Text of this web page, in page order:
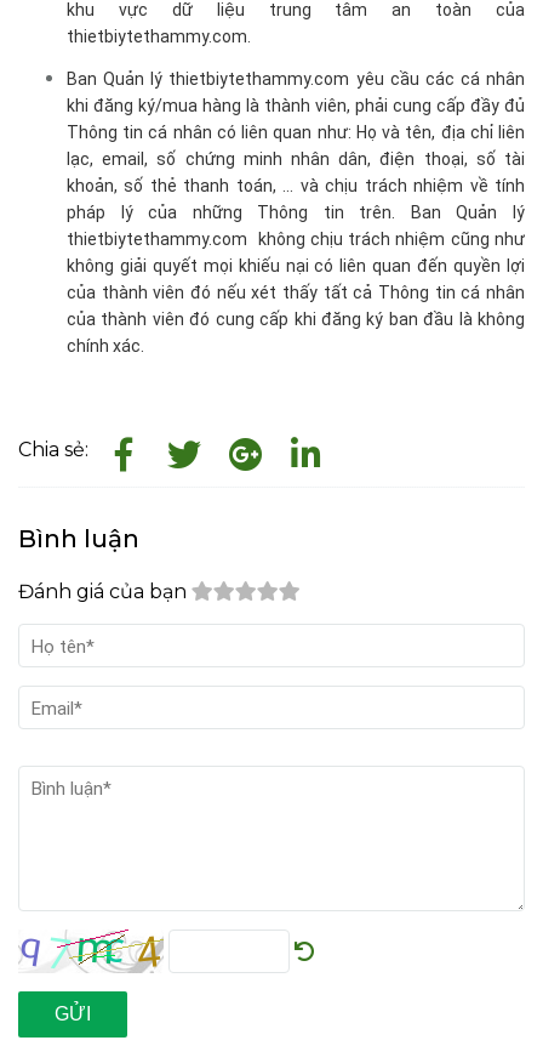
khu vực dữ liệu trung tâm an toàn của
thietbiytethammy.com.
Ban Quản lý thietbiytethammy.com yêu cầu các cá nhân
khi đăng ký/mua hàng là thành viên, phải cung cấp đầy đủ
Thông tin cá nhân có liên quan như: Họ và tên, địa chỉ liên
lạc, email, số chứng minh nhân dân, điện thoại, số tài
khoản, số thẻ thanh toán, ... và chịu trách nhiệm về tính
pháp lý của những Thông tin trên. Ban Quản lý
thietbiytethammy.com không chịu trách nhiệm cũng như
không giải quyết mọi khiếu nại có liên quan đến quyền lợi
của thành viên đó nếu xét thấy tất cả Thông tin cá nhân
của thành viên đó cung cấp khi đăng ký ban đầu là không
chính xác.
Chia sẻ:
Bình luận
Đánh giá của bạn
GỬI